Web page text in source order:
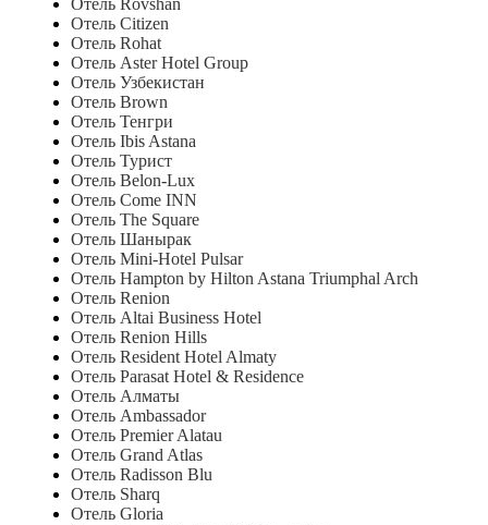
Отель Rovshan
Отель Citizen
Отель Rohat
Отель Aster Hotel Group
Отель Узбекистан
Отель Brown
Отель Тенгри
Отель Ibis Astana
Отель Турист
Отель Belon-Lux
Отель Come INN
Отель The Square
Отель Шанырак
Отель Mini-Hotel Pulsar
Отель Hampton by Hilton Astana Triumphal Arch
Отель Renion
Отель Altai Business Hotel
Отель Renion Hills
Отель Resident Hotel Almaty
Отель Parasat Hotel & Residence
Отель Алматы
Отель Ambassador
Отель Premier Alatau
Отель Grand Atlas
Отель Radisson Blu
Отель Sharq
Отель Gloria